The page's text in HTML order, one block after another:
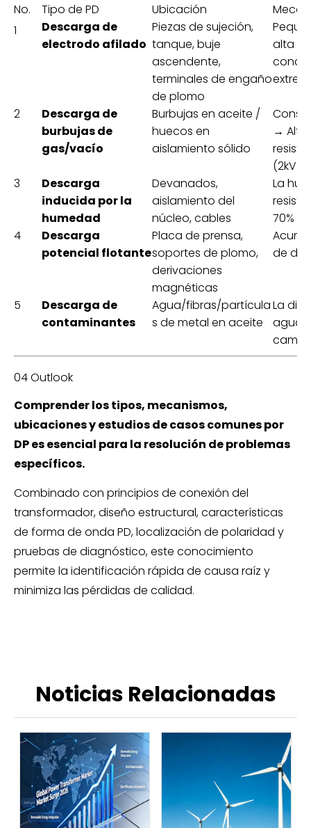
No.
Tipo de PD Ubicación
1
Descarga de
electrodo afilado
Piezas de sujeción,
tanque, buje
ascendente,
terminales de engaño
de plomo
alta
2
Descarga de
burbujas de
gas/vacío
Burbujas en aceite /
huecos en
aislamiento sólido
→ Alta
(2kV/
3
Descarga
inducida por la
humedad
Devanados,
aislamiento del
núcleo, cables
La
70%
4
Descarga
potencial flotante
Placa de prensa,
soportes de plomo,
derivaciones
magnéticas
de
5
Descarga de
contaminantes
Agua/fibras/partícula
s de metal en aceite
La
agua
04 Outlook
Comprender los tipos, mecanismos,
ubicaciones y estudios de casos comunes por
DP es esencial para la resolución de problemas
específicos.
Combinado con principios de conexión del
transformador, diseño estructural, características
de forma de onda PD, localización de polaridad y
pruebas de diagnóstico, este conocimiento
permite la identificación rápida de causa raíz y
minimiza las pérdidas de calidad.
Noticias Relacionadas